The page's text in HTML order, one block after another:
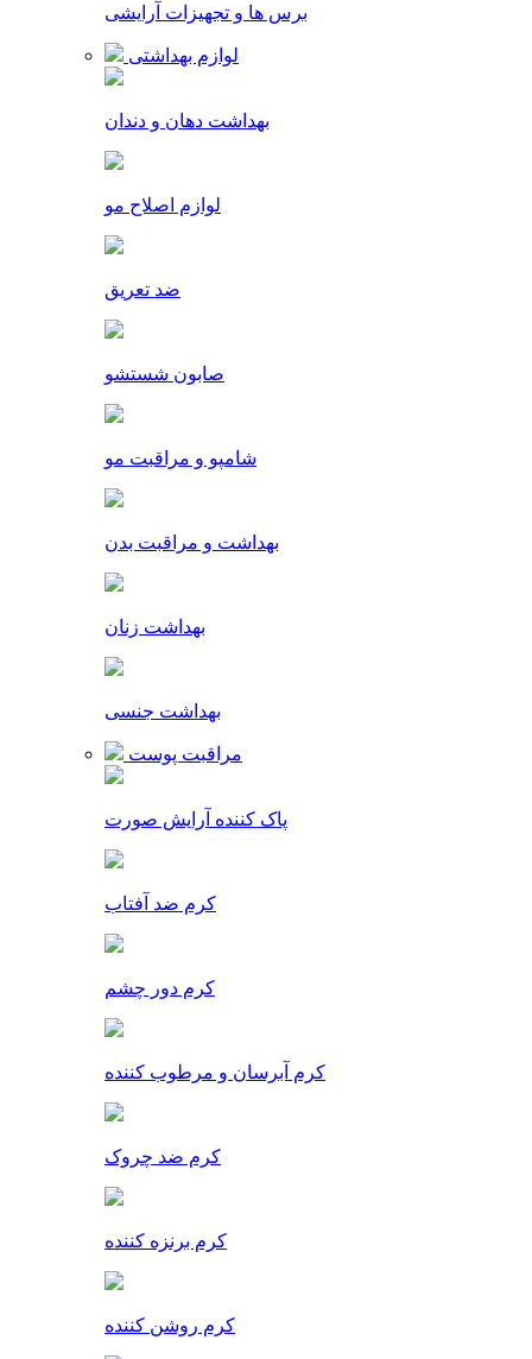
برس ها و تجهیزات آرایشی
لوازم بهداشتی
بهداشت دهان و دندان
لوازم اصلاح مو
ضد تعریق
صابون شستشو
شامپو و مراقبت مو
بهداشت و مراقبت بدن
بهداشت زنان
بهداشت جنسی
مراقبت پوست
پاک کننده آرایش صورت
کرم ضد آفتاب
کرم دور چشم
کرم آبرسان و مرطوب کننده
کرم ضد چروک
کرم برنزه کننده
کرم روشن کننده